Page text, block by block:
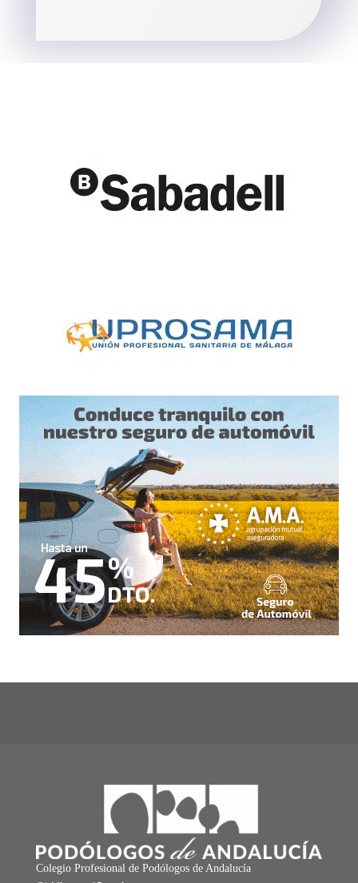
Colegio Profesional de Podólogos de Andalucía